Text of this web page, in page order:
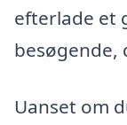
efterlade et
besøgende,
Uanset om